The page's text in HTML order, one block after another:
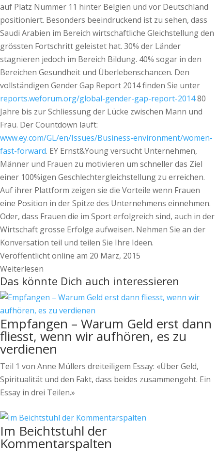
auf Platz Nummer 11 hinter Belgien und vor Deutschland
positioniert. Besonders beeindruckend ist zu sehen, dass
Saudi Arabien im Bereich wirtschaftliche Gleichstellung den
grössten Fortschritt geleistet hat. 30% der Länder
stagnieren jedoch im Bereich Bildung. 40% sogar in den
Bereichen Gesundheit und Überlebenschancen. Den
vollständigen Gender Gap Report 2014 finden Sie unter
reports.weforum.org/global-gender-gap-report-201480
Jahre bis zur Schliessung der Lücke zwischen Mann und
Frau. Der Countdown läuft:
www.ey.com/GL/en/Issues/Business-environment/women-
fast-forward. EY Ernst&Young versucht Unternehmen,
Männer und Frauen zu motivieren um schneller das Ziel
einer 100%igen Geschlechtergleichstellung zu erreichen.
Auf ihrer Plattform zeigen sie die Vorteile wenn Frauen
eine Position in der Spitze des Unternehmens einnehmen.
Oder, dass Frauen die im Sport erfolgreich sind, auch in der
Wirtschaft grosse Erfolge aufweisen. Nehmen Sie an der
Konversation teil und teilen Sie Ihre Ideen.
Veröffentlicht online am 20 März, 2015
Weiterlesen
Das könnte Dich auch interessieren
Empfangen – Warum Geld erst dann
fliesst, wenn wir aufhören, es zu
verdienen
Teil 1 von Anne Müllers dreiteiligem Essay: «Über Geld,
Spiritualität und den Fakt, dass beides zusammengeht. Ein
Essay in drei Teilen.»
Im Beichtstuhl der
Kommentarspalten